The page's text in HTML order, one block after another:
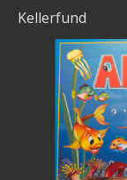
Kellerfund